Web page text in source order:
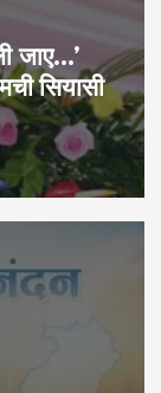
जाए…’
सियासी